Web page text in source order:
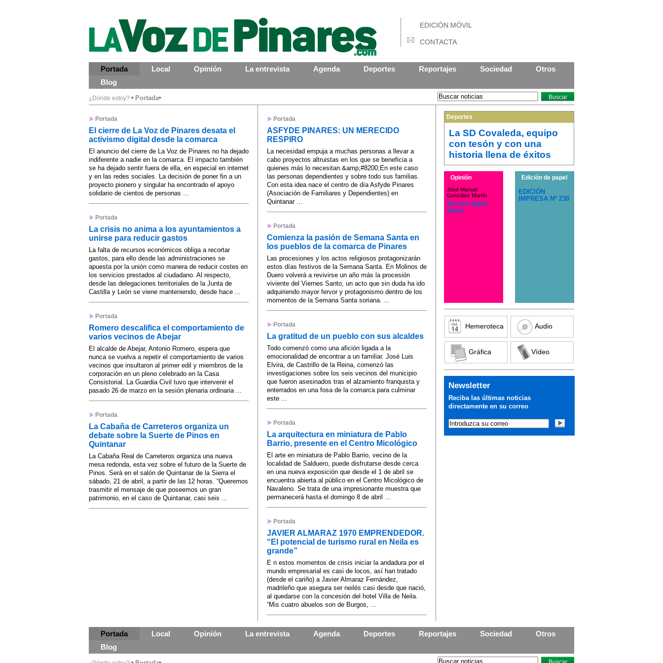
EDICIÓN MÓVIL
CONTACTA
Portada Local Opinión La entrevista Agenda Deportes Reportajes Sociedad
Otros
Blog
¿Dónde estoy? Portada Buscar
Portada
El cierre de La Voz de Pinares desata el
activismo digital desde la comarca
El anuncio del cierre de La Voz de Pinares no ha dejado
indiferente a nadie en la comarca. El impacto también
se ha dejado sentir fuera de ella, en especial en internet
y en las redes sociales. La decisión de poner fin a un
proyecto pionero y singular ha encontrado el apoyo
solidario de cientos de personas ...
Portada
La crisis no anima a los ayuntamientos a
unirse para reducir gastos
La falta de recursos económicos obliga a recortar
gastos, para ello desde las administraciones se
apuesta por la unión como manera de reducir costes en
los servicios prestados al ciudadano. Al respecto,
desde las delegaciones territoriales de la Junta de
Castilla y León se viene manteniendo, desde hace ...
Portada
Romero descalifica el comportamiento de
varios vecinos de Abejar
El alcalde de Abejar, Antonio Romero, espera que
nunca se vuelva a repetir el comportamiento de varios
vecinos que insultaron al primer edil y miembros de la
corporación en un pleno celebrado en la Casa
Consistorial. La Guardia Civil tuvo que intervenir el
pasado 26 de marzo en la sesión plenaria ordinaria ...
Portada
La Cabaña de Carreteros organiza un
debate sobre la Suerte de Pinos en
Quintanar
La Cabaña Real de Carreteros organiza una nueva
mesa redonda, esta vez sobre el futuro de la Suerte de
Pinos. Será en el salón de Quintanar de la Sierra el
sábado, 21 de abril, a partir de las 12 horas. “Queremos
trasmitir el mensaje de que poseemos un gran
patrimonio, en el caso de Quintanar, casi seis ...
Portada
ASFYDE PINARES: UN MERECIDO
RESPIRO
La necesidad empuja a muchas personas a llevar a
cabo proyectos altruistas en los que se beneficia a
quienes más lo necesitan.&amp;#8200;En este caso
las personas dependientes y sobre todo sus familias.
Con esta idea nace el centro de día Asfyde Pinares
(Asociación de Familiares y Dependientes) en
Quintanar ...
Portada
Comienza la pasión de Semana Santa en
los pueblos de la comarca de Pinares
Las procesiones y los actos religiosos protagonizarán
estos días festivos de la Semana Santa. En Molinos de
Duero volverá a revivirse un año más la procesión
viviente del Viernes Santo, un acto que sin duda ha ido
adquiriendo mayor fervor y protagonismo dentro de los
momentos de la Semana Santa soriana. ...
Portada
La gratitud de un pueblo con sus alcaldes
Todo comenzó como una afición ligada a la
emocionalidad de encontrar a un familiar. José Luis
Elvira, de Castrillo de la Reina, comenzó las
investigaciones sobre los seis vecinos del municipio
que fueron asesinados tras el alzamiento franquista y
enterrados en una fosa de la comarca para culminar
este ...
Portada
La arquitectura en miniatura de Pablo
Barrio, presente en el Centro Micológico
El arte en miniatura de Pablo Barrio, vecino de la
localidad de Salduero, puede disfrutarse desde cerca
en una nueva exposición que desde el 1 de abril se
encuentra abierta al público en el Centro Micológico de
Navaleno. Se trata de una impresionante muestra que
permanecerá hasta el domingo 8 de abril ...
Portada
JAVIER ALMARAZ 1970 EMPRENDEDOR.
“El potencial de turismo rural en Neila es
grande”
E n estos momentos de crisis iniciar la andadura por el
mundo empresarial es casi de locos, así han tratado
(desde el cariño) a Javier Almaraz Fernández,
madrileño que asegura ser neilés casi desde que nació,
al quedarse con la concesión del hotel Villa de Neila.
“Mis cuatro abuelos son de Burgos, ...
Deportes
La SD Covaleda, equipo
con tesón y con una
historia llena de éxitos
Opinión
José Manuel
González Martín
No nos digan
adiós
Edición de papel
EDICIÓN
IMPRESA Nº 238
Hemeroteca Audio
Gráfica Vídeo
Newsletter
Reciba las últimas noticias
directamente en su correo
Portada Local Opinión La entrevista Agenda Deportes Reportajes Sociedad
Otros
Blog